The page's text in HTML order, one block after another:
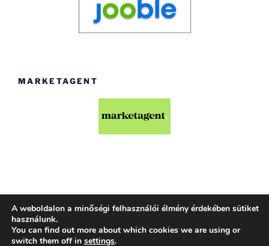
MARKETAGENT
Köszönjük WordPress!
A weboldalon a minőségi felhasználói élmény érdekében sütiket
használunk.
You can find out more about which cookies we are using or
switch them off in settings.